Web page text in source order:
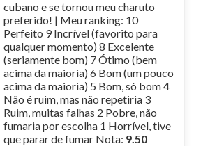
cubano e se tornou meu charuto
preferido! | Meu ranking: 10
Perfeito 9 Incrível (favorito para
qualquer momento) 8 Excelente
(seriamente bom) 7 Ótimo (bem
acima da maioria) 6 Bom (um pouco
acima da maioria) 5 Bom, só bom 4
Não é ruim, mas não repetiria 3
Ruim, muitas falhas 2 Pobre, não
fumaria por escolha 1 Horrível, tive
que parar de fumar Nota: 9.50